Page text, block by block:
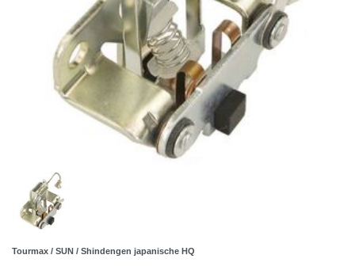
Tourmax / SUN / Shindengen japanische HQ